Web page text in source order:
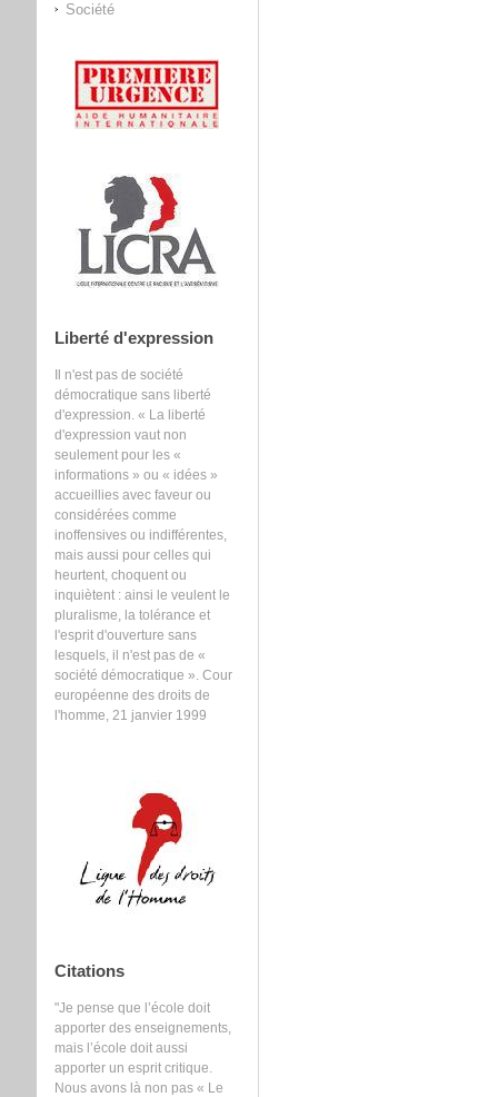
Société
Liberté d'expression
Il n'est pas de société
démocratique sans liberté
d'expression. « La liberté
d'expression vaut non
seulement pour les «
informations » ou « idées »
accueillies avec faveur ou
considérées comme
inoffensives ou indifférentes,
mais aussi pour celles qui
heurtent, choquent ou
inquiètent : ainsi le veulent le
pluralisme, la tolérance et
l'esprit d'ouverture sans
lesquels, il n'est pas de «
société démocratique ». Cour
européenne des droits de
l'homme, 21 janvier 1999
Citations
"Je pense que l’école doit
apporter des enseignements,
mais l’école doit aussi
apporter un esprit critique.
Nous avons là non pas « Le